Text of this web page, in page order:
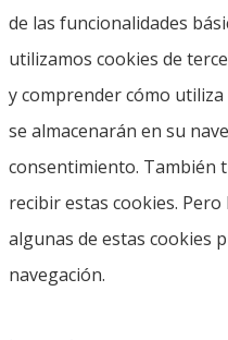
de las funcionalidades
utilizamos cookies de
y comprender cómo
se almacenarán en su
consentimiento. También
recibir estas cookies.
algunas de estas cookies
navegación.